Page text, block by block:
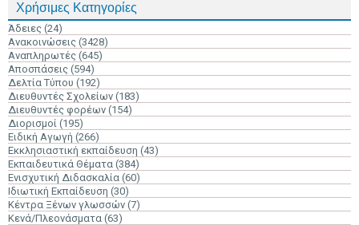
Χρήσιμες Κατηγορίες
Άδειες (24)
Ανακοινώσεις (3428)
Αναπληρωτές (645)
Αποσπάσεις (594)
Δελτία Τύπου (192)
Διευθυντές Σχολείων (183)
Διευθυντές φορέων (154)
Διορισμοί (195)
Ειδική Αγωγή (266)
Εκκλησιαστική εκπαίδευση (43)
Εκπαιδευτικά Θέματα (384)
Ενισχυτική Διδασκαλία (60)
Ιδιωτική Εκπαίδευση (30)
Κέντρα Ξένων γλωσσών (7)
Κενά/Πλεονάσματα (63)